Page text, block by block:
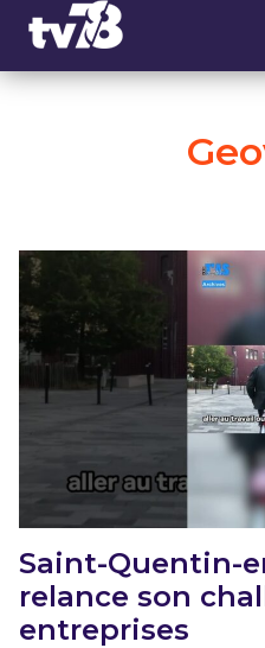
Saint-Quentin-
relance son
entreprises
Panneau de gestion des